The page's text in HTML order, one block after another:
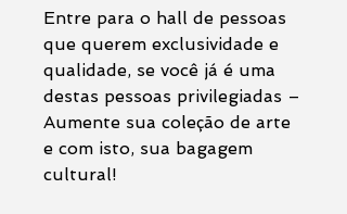
Entre para o hall de pessoas
que querem exclusividade e
qualidade, se você já é uma
destas pessoas privilegiadas –
Aumente sua coleção de arte
e com isto, sua bagagem
cultural!